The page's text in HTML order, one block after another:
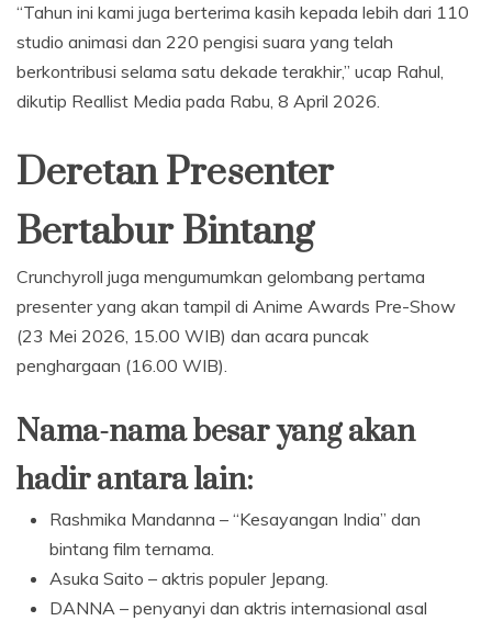
“Tahun ini kami juga berterima kasih kepada lebih dari 110
studio animasi dan 220 pengisi suara yang telah
berkontribusi selama satu dekade terakhir,” ucap Rahul,
dikutip Reallist Media pada Rabu, 8 April 2026.
Deretan Presenter
Bertabur Bintang
Crunchyroll juga mengumumkan gelombang pertama
presenter yang akan tampil di Anime Awards Pre-Show
(23 Mei 2026, 15.00 WIB) dan acara puncak
penghargaan (16.00 WIB).
Nama-nama besar yang akan
hadir antara lain:
Rashmika Mandanna – “Kesayangan India” dan
bintang film ternama.
Asuka Saito – aktris populer Jepang.
DANNA – penyanyi dan aktris internasional asal